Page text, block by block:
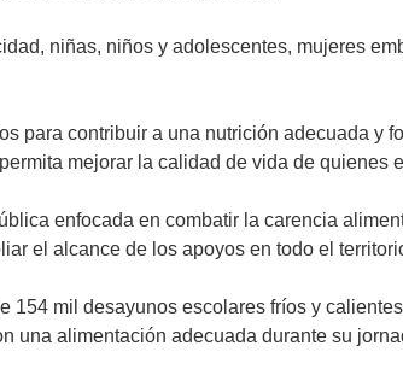
niñas, niños y adolescentes, mujeres
para contribuir a una nutrición adecuada y
mejorar la calidad de vida de quienes
enfocada en combatir la carencia
el alcance de los apoyos en todo el
mil desayunos escolares fríos y
una alimentación adecuada durante su